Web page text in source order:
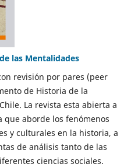
las Mentalidades
revisión por pares (peer
de Historia de la
La revista esta abierta a
aborde los fenómenos
y culturales en la historia, a
de análisis tanto de las
ciencias sociales.